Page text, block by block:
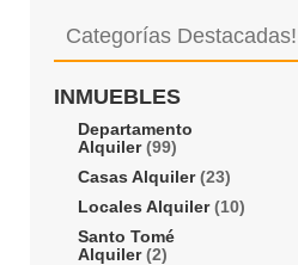
Categorías Destacadas!
INMUEBLES
Departamento
Alquiler(99)
Casas Alquiler(23)
Locales Alquiler(10)
Santo Tomé
Alquiler(2)